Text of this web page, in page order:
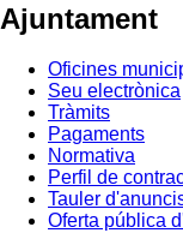
Ajuntament
Oficines
Seu electrònica
Tràmits
Pagaments
Normativa
Perfil de
Tauler
Oferta pública